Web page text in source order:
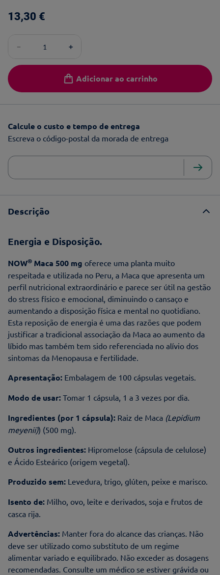
13,30 €
＋
－
Adicionar ao carrinho
Calcule o custo e tempo de entrega
Escreva o código-postal da morada de entrega
Descrição
Energia e Disposição.
NOW® Maca 500 mg oferece uma planta muito
respeitada e utilizada no Peru, a Maca que apresenta um
perfil nutricional extraordinário e parece ser útil na gestão
do stress físico e emocional, diminuindo o cansaço e
aumentando a disposição física e mental no quotidiano.
Esta reposição de energia é uma das razões que podem
justificar a tradicional associação da Maca ao aumento da
líbido mas também tem sido referenciada no alívio dos
sintomas da Menopausa e fertilidade.
Apresentação: Embalagem de 100 cápsulas vegetais.
Modo de usar: Tomar 1 cápsula, 1 a 3 vezes por dia.
Ingredientes (por 1 cápsula): Raiz de Maca (Lepidium
meyenii)) (500 mg).
Outros ingredientes: Hipromelose (cápsula de celulose)
e Ácido Esteárico (origem vegetal).
Produzido sem: Levedura, trigo, glúten, peixe e marisco.
Isento de: Milho, ovo, leite e derivados, soja e frutos de
casca rija.
Advertências: Manter fora do alcance das crianças. Não
deve ser utilizado como substituto de um regime
alimentar variado e equilibrado. Não exceder as dosagens
recomendadas. Consulte um médico se estiver grávida ou